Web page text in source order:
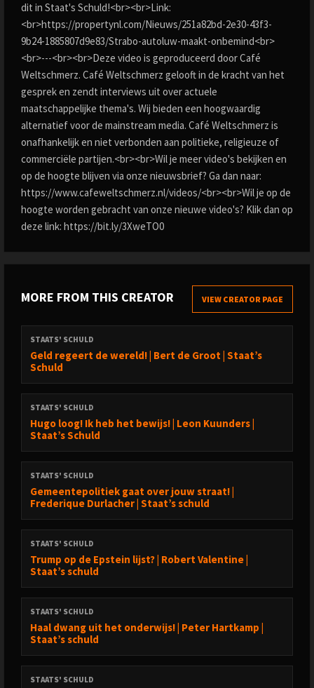
dit in Staat's Schuld!<br><br>Link:
<br>https://propertynl.com/Nieuws/251a82bd-2e30-43f3-
9b24-1885807d9e83/Strabo-autoluw-maakt-onbemind<br>
<br>---<br><br>Deze video is geproduceerd door Café
Weltschmerz. Café Weltschmerz gelooft in de kracht van het
gesprek en zendt interviews uit over actuele
maatschappelijke thema's. Wij bieden een hoogwaardig
alternatief voor de mainstream media. Café Weltschmerz is
onafhankelijk en niet verbonden aan politieke, religieuze of
commerciële partijen.<br><br>Wil je meer video's bekijken en
op de hoogte blijven via onze nieuwsbrief? Ga dan naar:
https://www.cafeweltschmerz.nl/videos/<br><br>Wil je op de
hoogte worden gebracht van onze nieuwe video's? Klik dan op
deze link: https://bit.ly/3XweTO0
MORE FROM THIS CREATOR VIEW CREATOR PAGE
STAATS' SCHULD
Geld regeert de wereld! | Bert de Groot | Staat’s
Schuld
STAATS' SCHULD
Hugo loog! Ik heb het bewijs! | Leon Kuunders |
Staat’s Schuld
STAATS' SCHULD
Gemeentepolitiek gaat over jouw straat! |
Frederique Durlacher | Staat’s schuld
STAATS' SCHULD
Trump op de Epstein lijst? | Robert Valentine |
Staat’s schuld
STAATS' SCHULD
Haal dwang uit het onderwijs! | Peter Hartkamp |
Staat’s schuld
STAATS' SCHULD